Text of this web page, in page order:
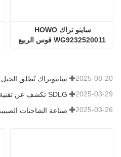
WG9232520011 قوس الربيع
2025-08-20
2025-03-29
2025-03-26